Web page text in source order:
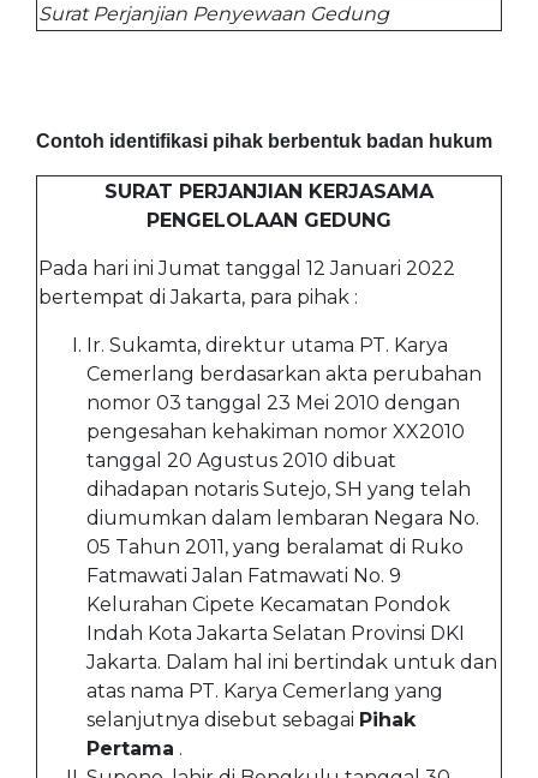
Surat Perjanjian Penyewaan Gedung
Contoh identifikasi pihak berbentuk badan hukum
SURAT PERJANJIAN KERJASAMA
PENGELOLAAN GEDUNG
Pada hari ini Jumat tanggal 12 Januari 2022
bertempat di Jakarta, para pihak :
Ir. Sukamta, direktur utama PT. Karya
Cemerlang berdasarkan akta perubahan
nomor 03 tanggal 23 Mei 2010 dengan
pengesahan kehakiman nomor XX2010
tanggal 20 Agustus 2010 dibuat
dihadapan notaris Sutejo, SH yang telah
diumumkan dalam lembaran Negara No.
05 Tahun 2011, yang beralamat di Ruko
Fatmawati Jalan Fatmawati No. 9
Kelurahan Cipete Kecamatan Pondok
Indah Kota Jakarta Selatan Provinsi DKI
Jakarta. Dalam hal ini bertindak untuk dan
atas nama PT. Karya Cemerlang yang
selanjutnya disebut sebagai Pihak
Pertama .